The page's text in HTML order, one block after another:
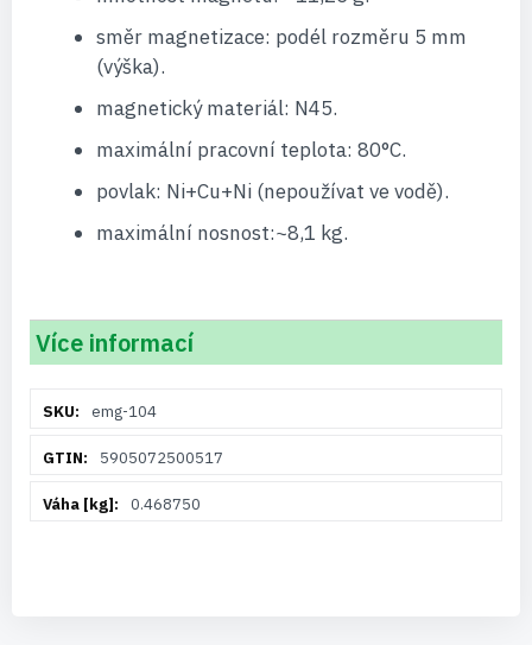
směr magnetizace: podél rozměru 5 mm
(výška).
magnetický materiál: N45.
maximální pracovní teplota: 80°C.
povlak: Ni+Cu+Ni (nepoužívat ve vodě).
maximální nosnost:~8,1 kg.
Více informací
informacíemg-104
5905072500517
0.468750